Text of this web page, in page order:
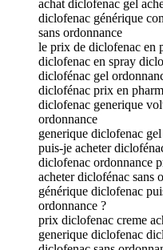
achat diclofenac gel
diclofenac générique
sans ordonnance
le prix de diclofenac en
diclofenac en spray
diclofénac gel
diclofénac prix en
diclofenac generique
ordonnance
generique diclofenac
puis-je acheter
diclofenac ordonnance
acheter diclofénac sans
générique diclofenac
ordonnance ?
prix diclofenac creme
generique diclofenac